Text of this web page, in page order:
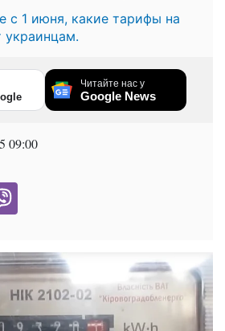
с 1 июня, какие тарифы на
украинцам.
Читайте нас у
Google News
09:00